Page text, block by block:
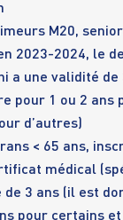
M20,
2023-2024, le
a une validité de
pour 1 ou 2 ans
d’autres)
< 65 ans,
médical
de 3 ans (il est
pour certains